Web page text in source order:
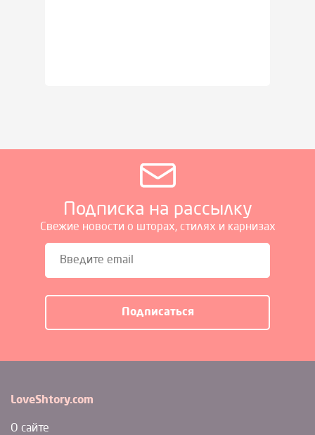
Подписка на рассылку
Свежие новости о шторах, стилях и карнизах
LoveShtory.com
О сайте